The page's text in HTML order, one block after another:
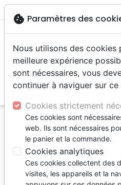
menu
Accueil Jeunesse 0 - 6
J'attends...
RIUZ MARINA
Référence NS0151 EAN
cookie Paramètres des
Nous utilisons des
meilleure expérience
sont nécessaires, vous
continuer à naviguer sur ce
Cookies strictement
Ces cookies sont
web. Ils sont nécessaires
le panier et la commande.
Cookies analytiques
Ces cookies collectent des
visites, les appareils et la